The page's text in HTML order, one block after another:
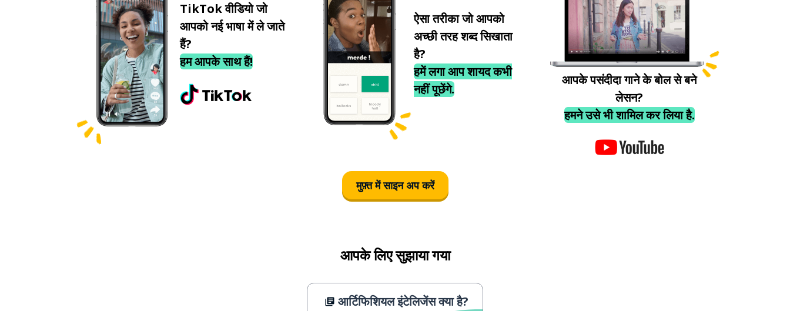
TikTok वीडियो जो
आपको नई भाषा में ले जाते
हैं?
हम आपके साथ हैं!
ऐसा तरीका जो आपको
अच्छी तरह शब्द सिखाता
है?
हमें लगा आप शायद कभी
नहीं पूछेंगे.
आपके पसंदीदा गाने के बोल से बने
लेसन?
हमने उसे भी शामिल कर लिया है.
मुफ़्त में साइन अप करें
आपके लिए सुझाया गया
आर्टिफिशियल इंटेलिजेंस क्या है?